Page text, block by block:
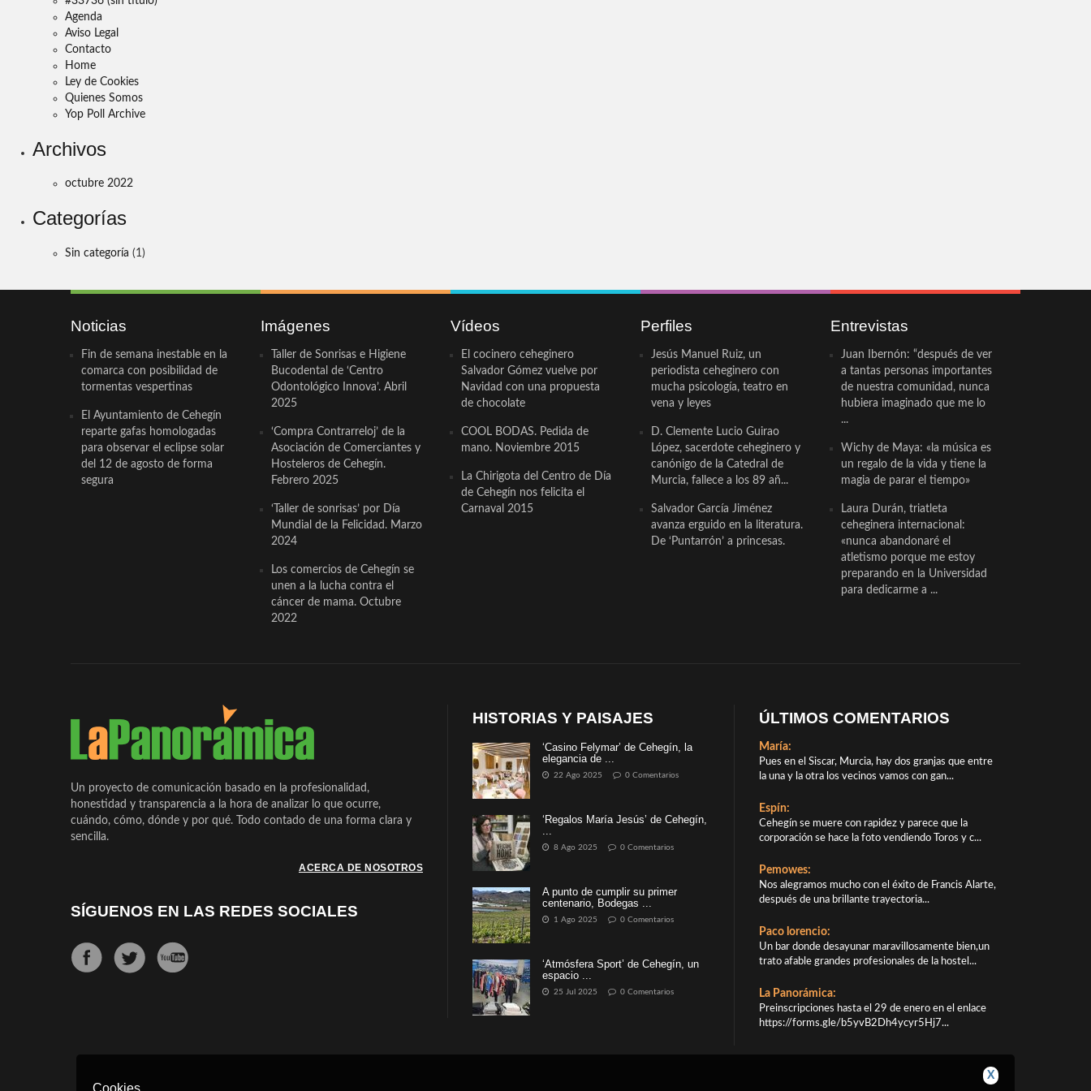
Agenda
Aviso Legal
Contacto
Home
Ley de Cookies
Quienes Somos
Yop Poll Archive
Archivos
octubre 2022
Categorías
Sin categoría (1)
Noticias
Fin de semana inestable en la
comarca con posibilidad de
tormentas vespertinas
El Ayuntamiento de Cehegín
reparte gafas homologadas
para observar el eclipse solar
del 12 de agosto de forma
segura
Imágenes
Taller de Sonrisas e Higiene
Bucodental de ‘Centro
Odontológico Innova’. Abril
2025
‘Compra Contrarreloj’ de la
Asociación de Comerciantes y
Hosteleros de Cehegín.
Febrero 2025
‘Taller de sonrisas’ por Día
Mundial de la Felicidad. Marzo
2024
Los comercios de Cehegín se
unen a la lucha contra el
cáncer de mama. Octubre
2022
Vídeos
El cocinero ceheginero
Salvador Gómez vuelve por
Navidad con una propuesta
de chocolate
COOL BODAS. Pedida de
mano. Noviembre 2015
La Chirigota del Centro de Día
de Cehegín nos felicita el
Carnaval 2015
Perfiles
Jesús Manuel Ruiz, un
periodista ceheginero con
mucha psicología, teatro en
vena y leyes
D. Clemente Lucio Guirao
López, sacerdote ceheginero y
canónigo de la Catedral de
Murcia, fallece a los 89 añ...
Salvador García Jiménez
avanza erguido en la literatura.
De ‘Puntarrón’ a princesas.
Entrevistas
Juan Ibernón: “después de ver
a tantas personas importantes
de nuestra comunidad, nunca
hubiera imaginado que me lo
...
Wichy de Maya: «la música es
un regalo de la vida y tiene la
magia de parar el tiempo»
Laura Durán, triatleta
ceheginera internacional:
«nunca abandonaré el
atletismo porque me estoy
preparando en la Universidad
para dedicarme a ...
Un proyecto de comunicación basado en la profesionalidad,
honestidad y transparencia a la hora de analizar lo que ocurre,
cuándo, cómo, dónde y por qué. Todo contado de una forma clara y
sencilla.
ACERCA DE NOSOTROS
SÍGUENOS EN LAS REDES SOCIALES
HISTORIAS Y PAISAJES
‘Casino Felymar’ de Cehegín, la
elegancia de ...
22 Ago 2025 0 Comentarios
‘Regalos María Jesús’ de Cehegín,
...
8 Ago 2025 0 Comentarios
A punto de cumplir su primer
centenario, Bodegas ...
1 Ago 2025 0 Comentarios
‘Atmósfera Sport’ de Cehegín, un
espacio ...
25 Jul 2025 0 Comentarios
ÚLTIMOS COMENTARIOS
María:
Pues en el Siscar, Murcia, hay dos granjas que entre
la una y la otra los vecinos vamos con gan...
Espín:
Cehegín se muere con rapidez y parece que la
corporación se hace la foto vendiendo Toros y c...
Pemowes:
Nos alegramos mucho con el éxito de Francis Alarte,
después de una brillante trayectoria...
Paco lorencio:
Un bar donde desayunar maravillosamente bien,un
trato afable grandes profesionales de la hostel...
La Panorámica:
Preinscripciones hasta el 29 de enero en el enlace
https://forms.gle/b5yvB2Dh4ycyr5Hj7...
X
Cookies